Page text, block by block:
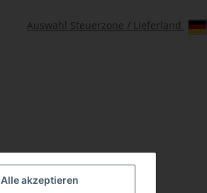
Auswahl Steuerzone / Lieferland
Alle akzeptieren